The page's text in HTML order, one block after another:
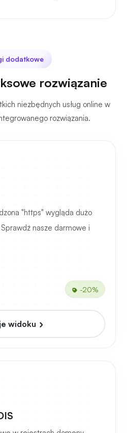
dodatkowe
rozwiązanie
niezbędnych usług online w
rozwiązania.
"https" wygląda dużo
nasze darmowe i
-20%
widoku